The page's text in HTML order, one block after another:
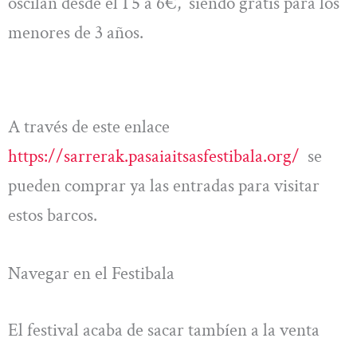
menores de 3 años.
A través de este enlace
https://sarrerak.pasaiaitsasfestibala.org/ se
pueden comprar ya las entradas para visitar
estos barcos.
Navegar en el Festibala
El festival acaba de sacar tambíen a la venta